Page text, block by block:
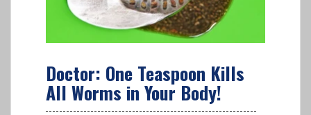
Doctor: One Teaspoon Kills
All Worms in Your Body!